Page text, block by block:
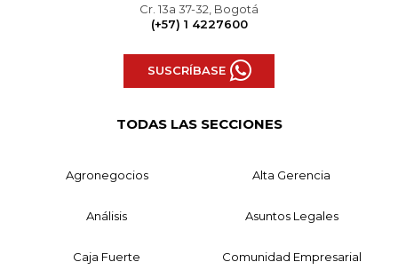
Cr. 13a 37-32, Bogotá
(+57) 1 4227600
SUSCRÍBASE
TODAS LAS SECCIONES
Agronegocios Alta Gerencia
Análisis Asuntos Legales
Caja Fuerte Comunidad Empresarial